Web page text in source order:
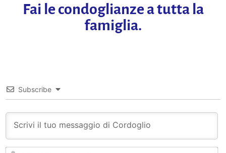
Fai le condoglianze a tutta la
famiglia.
Subscribe